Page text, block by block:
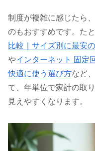
制度が複雑に感じたら
のもおすすめです。た
比較｜サイズ別に最安
やインターネット 固定
快適に使う選び方など
て、年単位で家計の取
見えやすくなります。